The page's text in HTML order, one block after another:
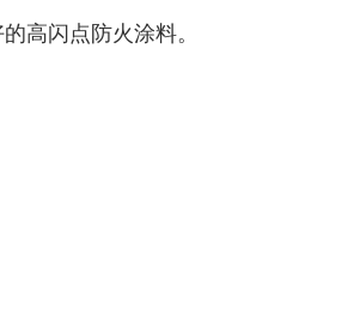
高闪点防火涂料。